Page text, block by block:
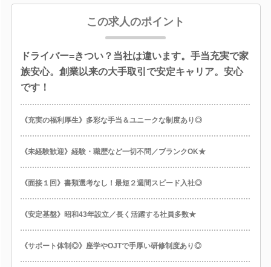
この求人のポイント
ドライバー=きつい？当社は違います。手当充実で家
族安心。創業以来の大手取引で安定キャリア。安心
です！
《充実の福利厚生》多彩な手当＆ユニークな制度あり◎
《未経験歓迎》経験・職歴など一切不問／ブランクOK★
《面接１回》書類選考なし！最短２週間スピード入社◎
《安定基盤》昭和43年設立／長く活躍する社員多数★
《サポート体制◎》座学やOJTで手厚い研修制度あり◎